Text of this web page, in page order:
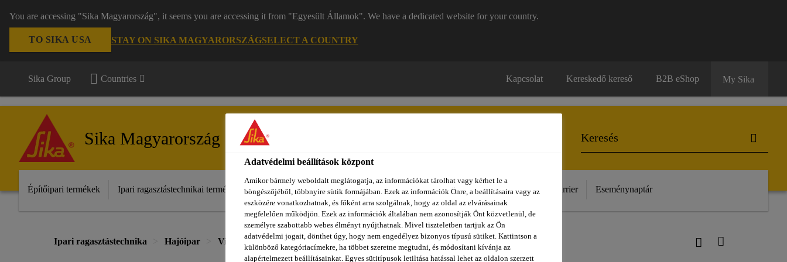
You are accessing "Sika Magyarország", it seems you are accessing it from "Egyesült Államok". We have a dedicated website for your country.
TO SIKA USA STAY ON SIKA MAGYARORSZÁGSELECT A COUNTRY
Sika Group Countries Kapcsolat Kereskedő kereső B2B eShop My Sika
Sika Magyarország
Építőipari termékek Ipari ragasztástechnikai termékek Színpont Homlokzattervező Dokumentumok REACH Rólunk Karrier Eseménynaptár
Ipari ragasztástechnika Hajóipar Vitorlás és motoroshajó Belső tömítések Sika® Primer-209 D
Adatvédelmi beállítások központ
Amikor bármely weboldalt meglátogatja, az információkat tárolhat vagy kérhet le a
böngészőjéből, többnyire sütik formájában. Ezek az információk Önre, a beállításaira vagy az
eszközére vonatkozhatnak, és főként arra szolgálnak, hogy az oldal az elvárásainak
megfelelően működjön. Ezek az információk általában nem azonosítják Önt közvetlenül, de
személyre szabottabb webes élményt nyújthatnak. Mivel tiszteletben tartjuk az Ön
adatvédelmi jogait, dönthet úgy, hogy nem engedélyez bizonyos típusú sütiket. Kattintson a
különböző kategóriacímekre, ha többet szeretne megtudni, és módosítani kívánja az
alapértelmezett beállításainkat. Egyes sütitípusok letiltása hatással lehet az oldalon szerzett